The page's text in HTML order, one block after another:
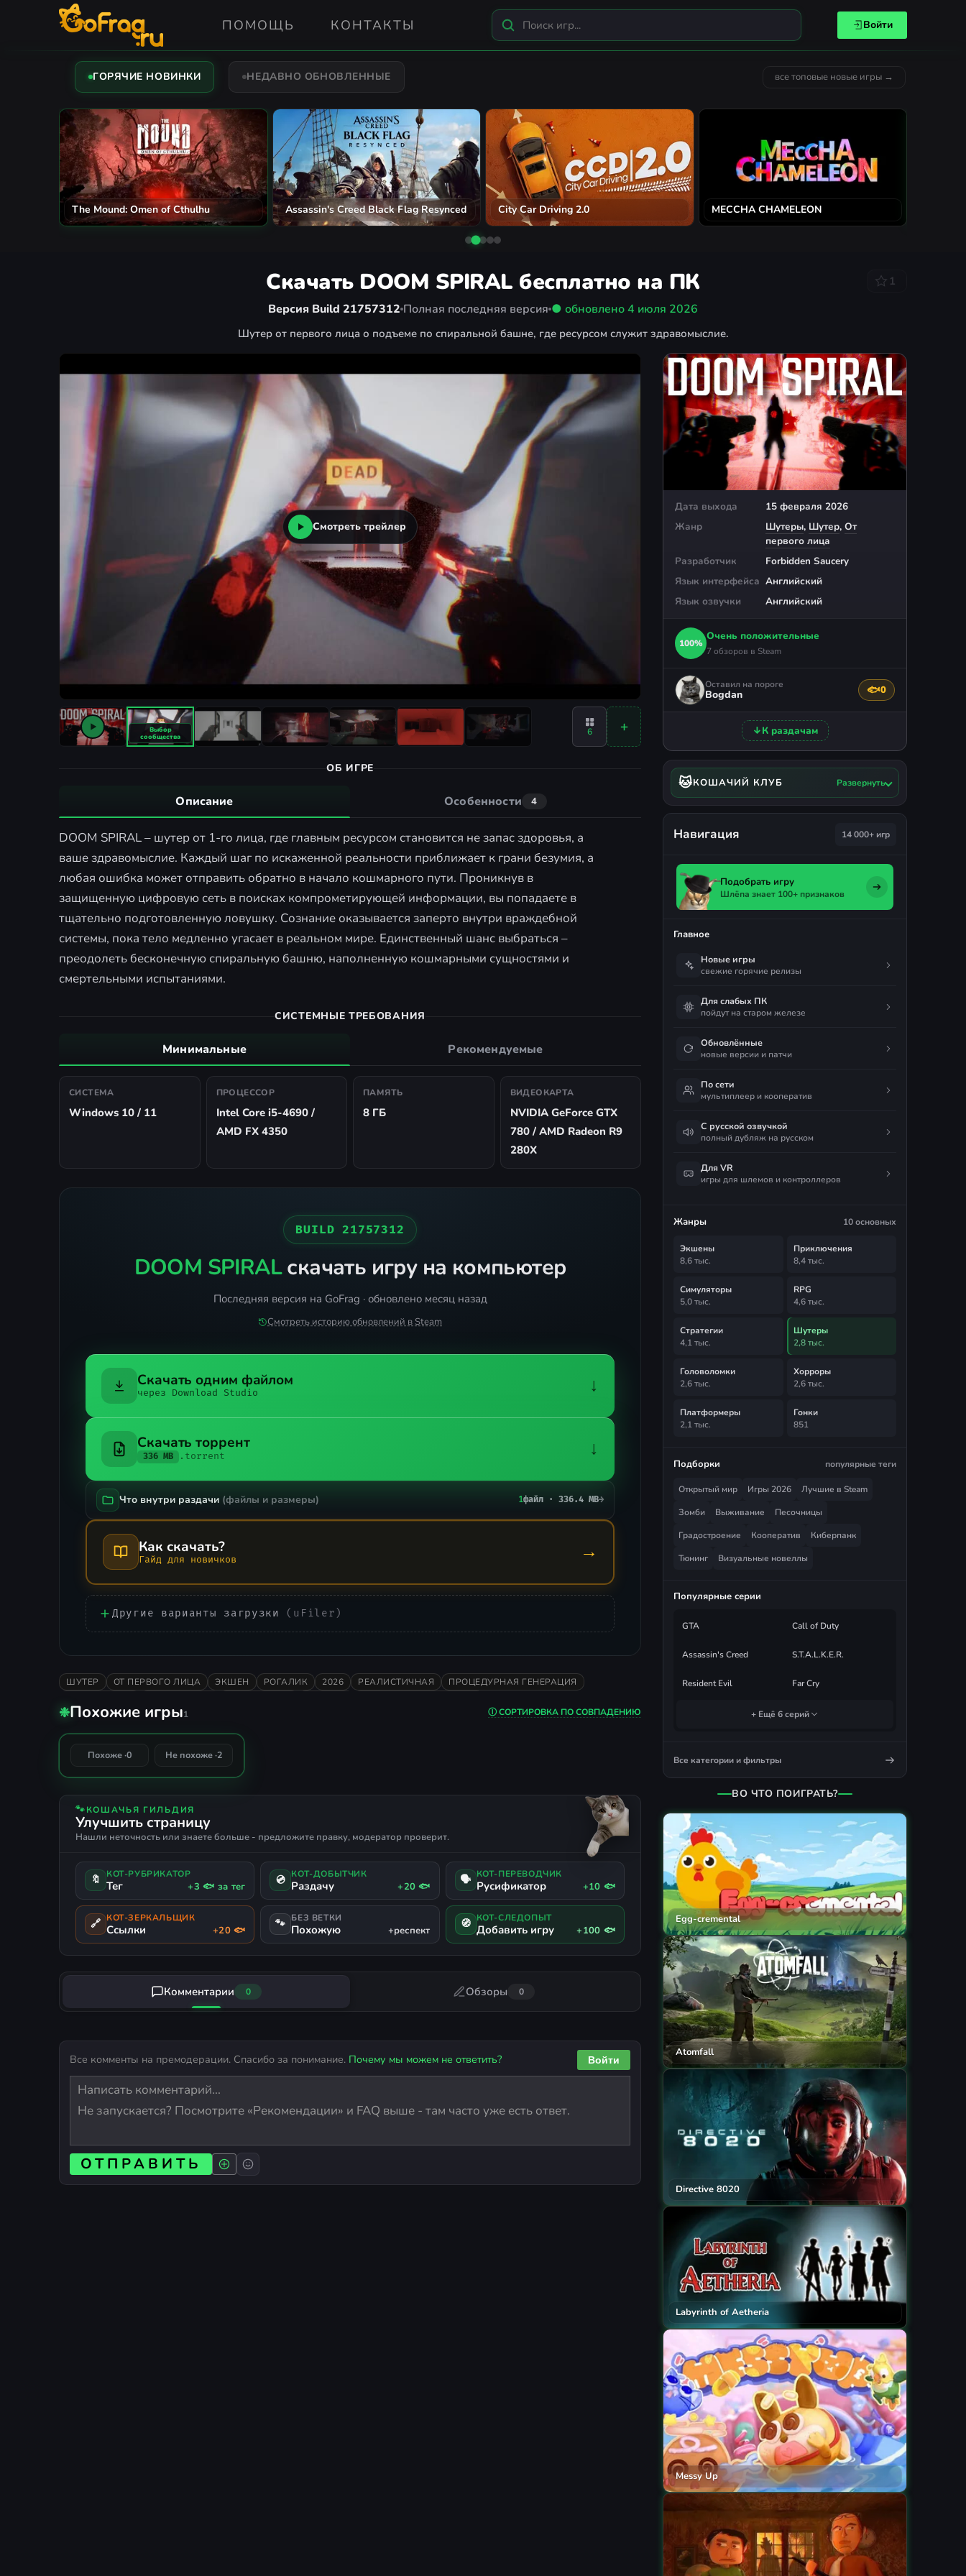
ПОМОЩЬ КОНТАКТЫ Войти
ГОРЯЧИЕ НОВИНКИ НЕДАВНО ОБНОВЛЕННЫЕ все топовые новые игры →
The Mound: Omen of Cthulhu Assassin's Creed Black Flag Resynced City Car Driving 2.0 MECCHA CHAMELEON
Скачать DOOM SPIRAL бесплатно на ПК 1
Версия Build 21757312 Полная последняя версия ● обновлено4 июля 2026
Шутер от первого лица о подъеме по спиральной башне, где ресурсом служит здравомыслие.
Дата выхода
15 февраля 2026
Жанр
Шутеры, Шутер, От
первого лица
Разработчик
Forbidden Saucery
Язык интерфейса Английский
Язык озвучки
Английский
100%
Очень положительные
7 обзоров в Steam
Оставил на пороге
Bogdan 🐟0
Поблагодарить
↓К раздачам
Смотреть трейлер
6
ОБ ИГРЕ
Описание Особенности 4
DOOM SPIRAL – шутер от 1-го лица, где главным ресурсом становится не запас здоровья, а
ваше здравомыслие. Каждый шаг по искаженной реальности приближает к грани безумия, а
любая ошибка может отправить обратно в начало кошмарного пути. Проникнув в
защищенную цифровую сеть в поисках компрометирующей информации, вы попадаете в
тщательно подготовленную ловушку. Сознание оказывается заперто внутри враждебной
системы, пока тело медленно угасает в реальном мире. Единственный шанс выбраться –
преодолеть бесконечную спиральную башню, наполненную кошмарными сущностями и
смертельными испытаниями.
СИСТЕМНЫЕ ТРЕБОВАНИЯ
Минимальные Рекомендуемые
СИСТЕМА
Windows 10 / 11
ПРОЦЕССОР
Intel Core i5-4690 /
AMD FX 4350
ПАМЯТЬ
8 ГБ
ВИДЕОКАРТА
NVIDIA GeForce GTX
780 / AMD Radeon R9
280X
BUILD 21757312
DOOM SPIRALскачать игру на компьютер
Последняя версия на GoFrag · обновлено месяц назад
Смотреть историю обновлений в Steam
Скачать одним файлом
через Download Studio ↓
Скачать торрент
336 MB .torrent ↓
Что внутри раздачи (файлы и размеры) 1файл · 336.4 MB→
Как скачать?
Гайд для новичков →
Другие варианты загрузки (uFiler)
ШУТЕР ОТ ПЕРВОГО ЛИЦА ЭКШЕН РОГАЛИК 2026 РЕАЛИСТИЧНАЯ
ПРОЦЕДУРНАЯ ГЕНЕРАЦИЯ
❉Похожие игры1 Ⓘ СОРТИРОВКА ПО СОВПАДЕНИЮ
0%
The Coffin of Andy and
Leyley
Похоже ·0 Не похоже ·2
🐾КОШАЧЬЯ ГИЛЬДИЯ
Улучшить страницу
Нашли неточность или знаете больше - предложите правку, модератор проверит.
🔖 КОТ-РУБРИКАТОР
Тег +3 🐟 за тег 💿 КОТ-ДОБЫТЧИК
Раздачу +20 🐟 🗣 КОТ-ПЕРЕВОДЧИК
Русификатор +10 🐟
🔗 КОТ-ЗЕРКАЛЬЩИК
Ссылки +20 🐟 🐾 БЕЗ ВЕТКИ
Похожую +респект 🧭 КОТ-СЛЕДОПЫТ
Добавить игру +100 🐟
Комментарии 0 Обзоры 0
Все комменты на премодерации. Спасибо за понимание. Почему мы можем не ответить? Войти
ОТПРАВИТЬ
🐱КОШАЧИЙ КЛУБ Развернуть
Навигация 14 000+ игр
Подобрать игру
Шлёпа знает 100+ признаков
Главное
Новые игры
свежие горячие релизы
Для слабых ПК
пойдут на старом железе
Обновлённые
новые версии и патчи
По сети
мультиплеер и кооператив
С русской озвучкой
полный дубляж на русском
Для VR
игры для шлемов и контроллеров
Жанры 10 основных
Экшены
8,6 тыс.
Приключения
8,4 тыс.
Симуляторы
5,0 тыс.
RPG
4,6 тыс.
Стратегии
4,1 тыс.
Шутеры
2,8 тыс.
Головоломки
2,6 тыс.
Хорроры
2,6 тыс.
Платформеры
2,1 тыс.
Гонки
851
Подборки популярные теги
Открытый мир Игры 2026
Лучшие в Steam
Зомби
Выживание
Песочницы
Градостроение
Кооператив
Киберпанк
Тюнинг
Визуальные новеллы
Популярные серии
GTA Call of Duty
Assassin's Creed S.T.A.L.K.E.R.
Resident Evil Far Cry
+ Ещё 6 серий
Все категории и фильтры
ВО ЧТО ПОИГРАТЬ?
Egg-cremental
Atomfall
Directive 8020
Labyrinth of Aetheria
Messy Up